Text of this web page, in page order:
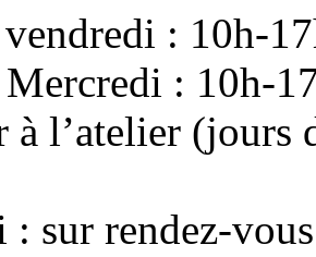
: 10h-
: 10h-
à l’atelier
: sur rendez-vous